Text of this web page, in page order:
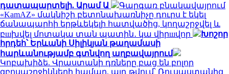
դատապարտելի. Արամ Ա
Գարգառ բնակավայրում
«KamAZ» մակնիշի բետոնախառնիչը դուրս է եկել
ճանապարհի երթևեկելի հատվածից, կողաշրջվել և
բшխվել մոտակա տան պատին․ կա վիրшվոր
Խոշոր
հրդեհ՝ Երևանի Սիլիկյան թաղամասի
հարևանությամբ գտնվող աղբավայրում
Կոբախիձե. Վրաստանի դռները բաց են բոլոր
զբոսաշրջիկների համար, այդ թվում՝ Ռուսաստանից